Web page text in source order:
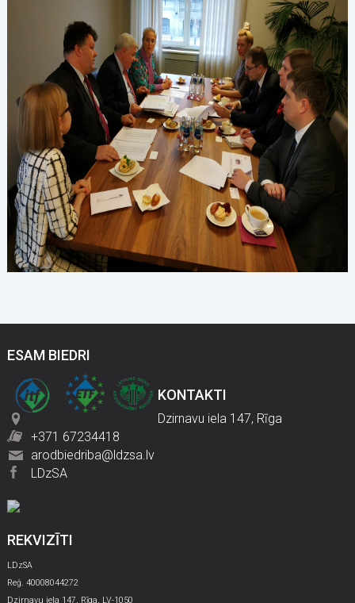
ESAM BIEDRI
KONTAKTI
Dzirnavu iela 147, Rīga
+371 67234418
arodbiedriba@ldzsa.lv
LDzSA
REKVIZĪTI
LDzSA
Reģ. 40008044272
Dzirnavu iela 147, Rīga, LV-1050